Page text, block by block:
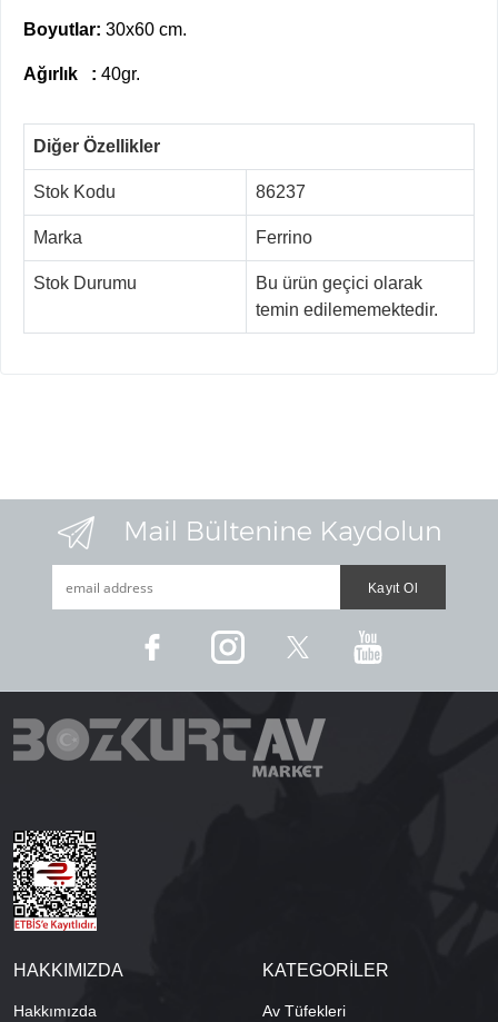
Boyutlar: 30x60 cm.
Ağırlık : 40gr.
Diğer Özellikler
Stok Kodu 86237
Marka Ferrino
Stok Durumu
Bu ürün geçici olarak
temin edilememektedir.
HAKKIMIZDA
Hakkımızda
KATEGORİLER
Av Tüfekleri